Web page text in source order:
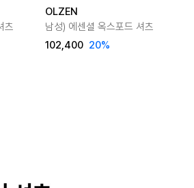
츠
OLZEN
남성) 에센셜 옥스포드 셔츠
102,400 20%